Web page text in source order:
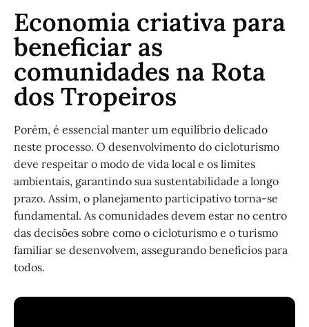
Economia criativa para
beneficiar as
comunidades na Rota
dos Tropeiros
Porém, é essencial manter um equilíbrio delicado
neste processo. O desenvolvimento do cicloturismo
deve respeitar o modo de vida local e os limites
ambientais, garantindo sua sustentabilidade a longo
prazo. Assim, o planejamento participativo torna-se
fundamental. As comunidades devem estar no centro
das decisões sobre como o cicloturismo e o turismo
familiar se desenvolvem, assegurando benefícios para
todos.